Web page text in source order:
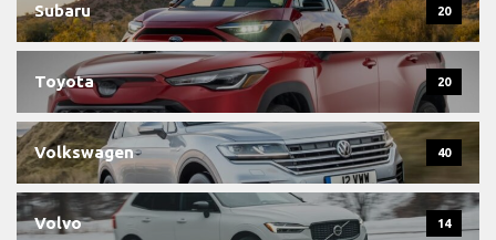
Subaru 20
Toyota 20
Volkswagen 40
Volvo 14